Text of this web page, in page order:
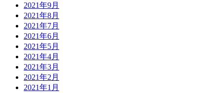
2021年9月
2021年8月
2021年7月
2021年6月
2021年5月
2021年4月
2021年3月
2021年2月
2021年1月